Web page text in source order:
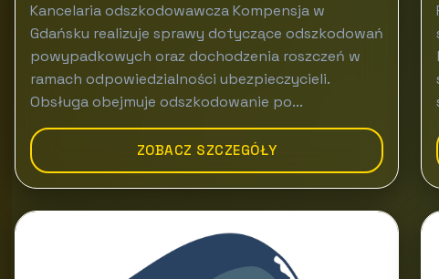
Kancelaria odszkodowawcza Kompensja w
Gdańsku realizuje sprawy dotyczące odszkodowań
powypadkowych oraz dochodzenia roszczeń w
ramach odpowiedzialności ubezpieczycieli.
Obsługa obejmuje odszkodowanie po...
ZOBACZ SZCZEGÓŁY